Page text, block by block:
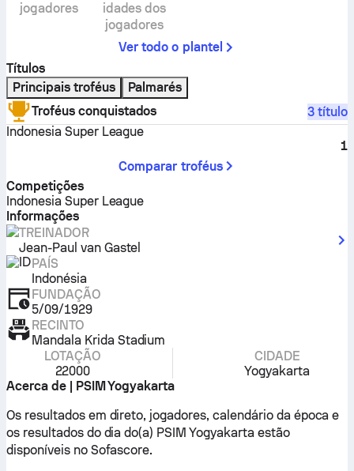
jogadores
idades dos
jogadores
Ver todo o plantel
Títulos
Principais troféus
Palmarés
Troféus conquistados
3 título
Indonesia Super League
1
Comparar troféus
Competições
Indonesia Super League
Informações
TREINADOR
Jean-Paul van Gastel
PAÍS
Indonésia
FUNDAÇÃO
5/09/1929
RECINTO
Mandala Krida Stadium
LOTAÇÃO
22000
CIDADE
Yogyakarta
Acerca de | PSIM Yogyakarta
Os resultados em direto, jogadores, calendário da época e
os resultados do dia do(a) PSIM Yogyakarta estão
disponíveis no Sofascore.